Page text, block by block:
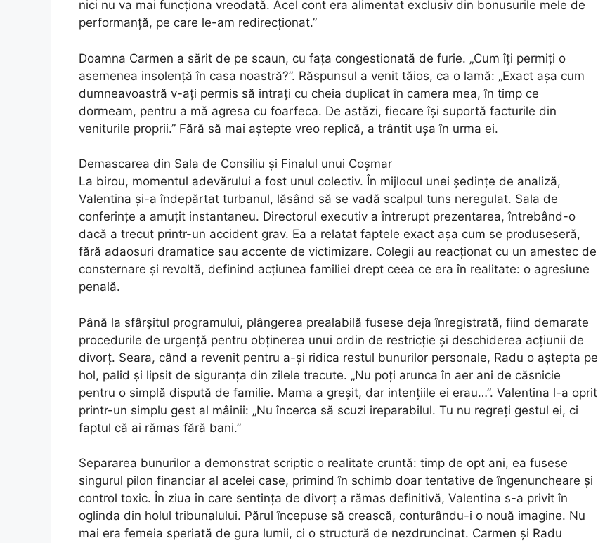
nici nu va mai funcționa vreodată. Acel cont era alimentat exclusiv din bonusurile mele de
performanță, pe care le-am redirecționat.”
Doamna Carmen a sărit de pe scaun, cu fața congestionată de furie. „Cum îți permiți o
asemenea insolență în casa noastră?”. Răspunsul a venit tăios, ca o lamă: „Exact așa cum
dumneavoastră v-ați permis să intrați cu cheia duplicat în camera mea, în timp ce
dormeam, pentru a mă agresa cu foarfeca. De astăzi, fiecare își suportă facturile din
veniturile proprii.” Fără să mai aștepte vreo replică, a trântit ușa în urma ei.
Demascarea din Sala de Consiliu și Finalul unui Coșmar
La birou, momentul adevărului a fost unul colectiv. În mijlocul unei ședințe de analiză,
Valentina și-a îndepărtat turbanul, lăsând să se vadă scalpul tuns neregulat. Sala de
conferințe a amuțit instantaneu. Directorul executiv a întrerupt prezentarea, întrebând-o
dacă a trecut printr-un accident grav. Ea a relatat faptele exact așa cum se produseseră,
fără adaosuri dramatice sau accente de victimizare. Colegii au reacționat cu un amestec de
consternare și revoltă, definind acțiunea familiei drept ceea ce era în realitate: o agresiune
penală.
Până la sfârșitul programului, plângerea prealabilă fusese deja înregistrată, fiind demarate
procedurile de urgență pentru obținerea unui ordin de restricție și deschiderea acțiunii de
divorț. Seara, când a revenit pentru a-și ridica restul bunurilor personale, Radu o aștepta pe
hol, palid și lipsit de siguranța din zilele trecute. „Nu poți arunca în aer ani de căsnicie
pentru o simplă dispută de familie. Mama a greșit, dar intențiile ei erau…”. Valentina l-a oprit
printr-un simplu gest al mâinii: „Nu încerca să scuzi ireparabilul. Tu nu regreți gestul ei, ci
faptul că ai rămas fără bani.”
Separarea bunurilor a demonstrat scriptic o realitate cruntă: timp de opt ani, ea fusese
singurul pilon financiar al acelei case, primind în schimb doar tentative de îngenuncheare și
control toxic. În ziua în care sentința de divorț a rămas definitivă, Valentina s-a privit în
oglinda din holul tribunalului. Părul începuse să crească, conturându-i o nouă imagine. Nu
mai era femeia speriată de gura lumii, ci o structură de nezdruncinat. Carmen și Radu